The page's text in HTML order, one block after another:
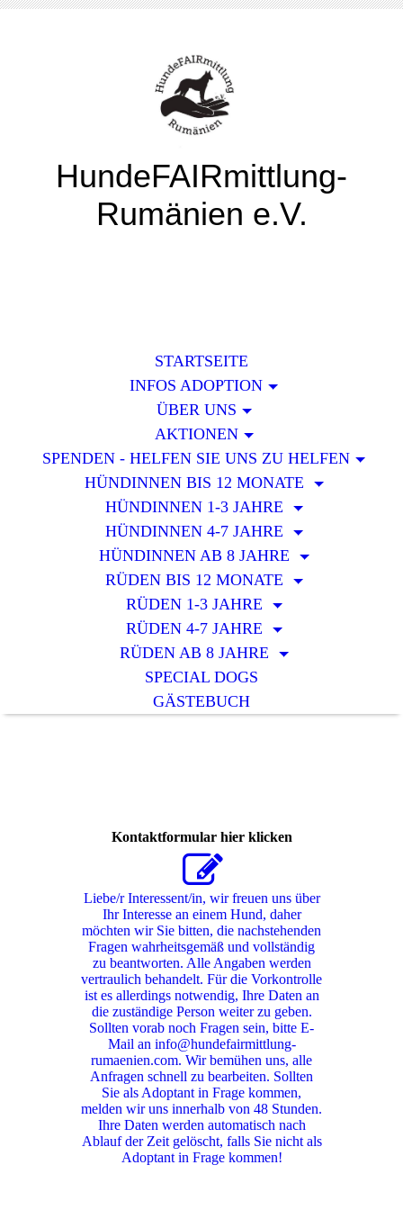
HundeFAIRmittlung-
Rumänien e.V.
STARTSEITE
INFOS ADOPTION
ÜBER UNS
AKTIONEN
SPENDEN - HELFEN SIE UNS ZU HELFEN
HÜNDINNEN BIS 12 MONATE
HÜNDINNEN 1-3 JAHRE
HÜNDINNEN 4-7 JAHRE
HÜNDINNEN AB 8 JAHRE
RÜDEN BIS 12 MONATE
RÜDEN 1-3 JAHRE
RÜDEN 4-7 JAHRE
RÜDEN AB 8 JAHRE
SPECIAL DOGS
GÄSTEBUCH
Kontaktformular hier klicken
Liebe/r Interessent/in, wir freuen uns über
Ihr Interesse an einem Hund, daher
möchten wir Sie bitten, die nachstehenden
Fragen wahrheitsgemäß und vollständig
zu beantworten. Alle Angaben werden
vertraulich behandelt. Für die Vorkontrolle
ist es allerdings notwendig, Ihre Daten an
die zuständige Person weiter zu geben.
Sollten vorab noch Fragen sein, bitte E-
Mail an info@hundefairmittlung-
rumaenien.com. Wir bemühen uns, alle
Anfragen schnell zu bearbeiten. Sollten
Sie als Adoptant in Frage kommen,
melden wir uns innerhalb von 48 Stunden.
Ihre Daten werden automatisch nach
Ablauf der Zeit gelöscht, falls Sie nicht als
Adoptant in Frage kommen!